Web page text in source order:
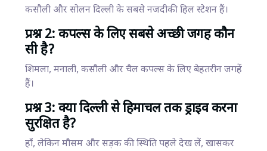
कसौली और सोलन दिल्ली के सबसे नजदीकी हिल स्टेशन हैं।
प्रश्न 2: कपल्स के लिए सबसे अच्छी जगह कौन
सी है?
शिमला, मनाली, कसौली और चैल कपल्स के लिए बेहतरीन जगहें
हैं।
प्रश्न 3: क्या दिल्ली से हिमाचल तक ड्राइव करना
सुरक्षित है?
हाँ, लेकिन मौसम और सड़क की स्थिति पहले देख लें, खासकर